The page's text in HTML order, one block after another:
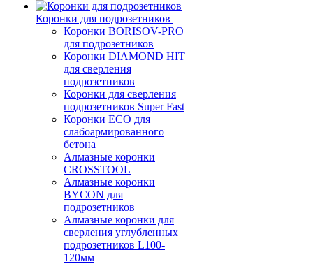
Коронки для подрозетников
Коронки BORISOV-PRO
для подрозетников
Коронки DIAMOND HIT
для сверления
подрозетников
Коронки для сверления
подрозетников Super Fast
Коронки ECO для
слабоармированного
бетона
Алмазные коронки
CROSSTOOL
Алмазные коронки
BYCON для
подрозетников
Алмазные коронки для
сверления углубленных
подрозетников L100-
120мм